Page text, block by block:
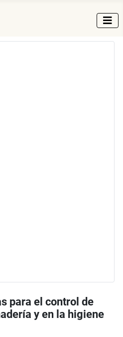
para el control de
y en la higiene